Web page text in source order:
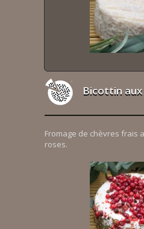
Bicottin
Fromage de chèvres frais
roses.